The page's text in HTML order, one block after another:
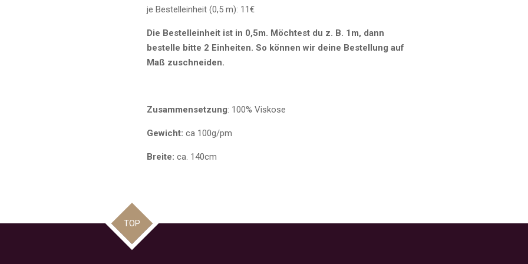
je Bestelleinheit (0,5 m): 11€
Die Bestelleinheit ist in 0,5m. Möchtest du z. B. 1m, dann
bestelle bitte 2 Einheiten. So können wir deine Bestellung auf
Maß zuschneiden.
Zusammensetzung: 100% Viskose
Gewicht: ca 100g/pm
Breite: ca. 140cm
TOP